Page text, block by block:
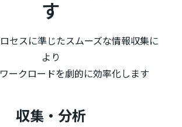
す
セスに準じたスムーズな情報収集に
より
ークロードを劇的に効率化します
収集・分析